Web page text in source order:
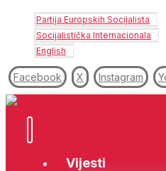
Partija Europskih Socijalista
Socijalistička Internacionala
English
Facebook X Instagram
Vijesti